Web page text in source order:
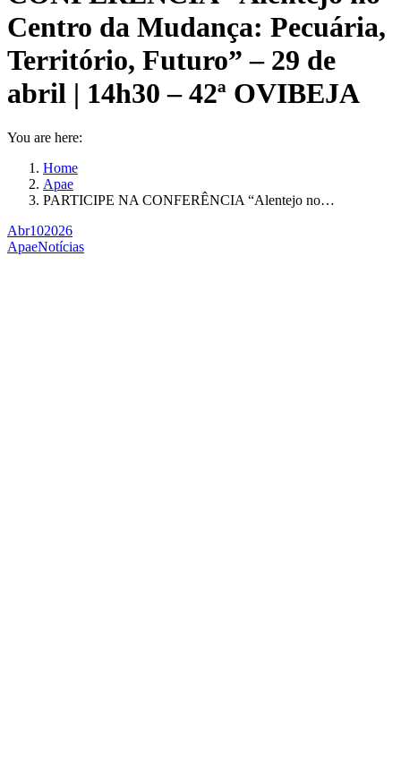
Centro da Mudança: Pecuária,
Território, Futuro” – 29 de
abril | 14h30 – 42ª OVIBEJA
You are here:
Home
Apae
PARTICIPE NA CONFERÊNCIA “Alentejo no…
Abr102026
ApaeNotícias